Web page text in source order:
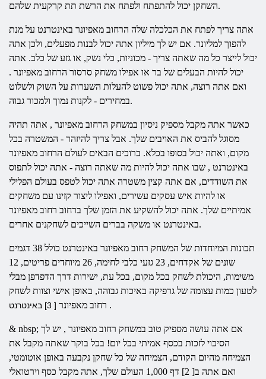
השחקן יכול להתפתח ולפתח את הרשת תת קרקעית שלהם.
אתה צריך לפתח את הכלכלה שלה הרחוב מאפיונר באינטרנט על מנת
להפוך למליונר. אם יש לך מיליון אתה יכול לבנות מפעלים, ולכן אתה
יכול לייצר כל מה שאתה צריך - מכוניות, כלי נשק, או גזע של כלב. אתה
יכול להיות הבעלים של בר או אפילו משחק סרסור הרחוב מאפיונר .
ואם אתה רוצה, אתה יכול פשוט להעלות השערות על השוק ולשלוט
במחירים - לקנות נמוך ולמכור גבוה.
כאשר אתה מקבל מספיק ניסיון במשחק הרחוב מאפיונר , אתה תהיה
מסוגל להביס את האויבים שלך. אבל צריך להיזהר - המשטרה בכל
מקום, ואתה יכול בסופו בכלא. ברוכים הבאים לעולם הרחוב מאפיונר
באינטרנט , שבו אתה יכול להיות מה שאתה רוצה - אתה יכול לתפוס
את השודדים, אם אתה קצין משטרה אתה יכול לטפס בעולם הפלילי
או להיות איש עסקים עשירים, ואפילו ליצור קזינו עם משחקים
אמיתיים שלך. אתה יכול להשקיע את הזמן שלך ברחוב רחוב מאפיונר
באינטרנטאו משקה בברים השייכים לשחקנים אחרים.
תכונות המיוחדות של המשחק רחוב מאפיונר באינטרנט
כולל 38 דגמים
שונים של אקדחים, 23 גזעי כלבי לחימה, 26 מיוחדים פריטים, 12
משימות, היכולת לשחק בכל מקום, בכל עת, ישירות דרך הדפדפן מבלי
לטעון כמות עצומה של גרפיקה באיכות גבוהה, באופן אישי וצוות לשחק
רחוב מאפיונר .
& nbsp; אם אתה עושה מספיק טוב במשחק רחוב מאפיונר , יש לך
הסיכוי לזכות בכסף אמיתי בכל יום! בכל בוקר שאתה מקבל את
הצמיחה מהיום הקודם, הצמיחה של כל שחקן נקבעה באופן אוטומטי,
ואם אתה ב[ 2]
דף
1,000 העולם שלך, אתה מקבל כסף וירטואלי